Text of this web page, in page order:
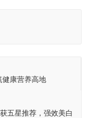
健康营养高地
五星推荐，强效美白